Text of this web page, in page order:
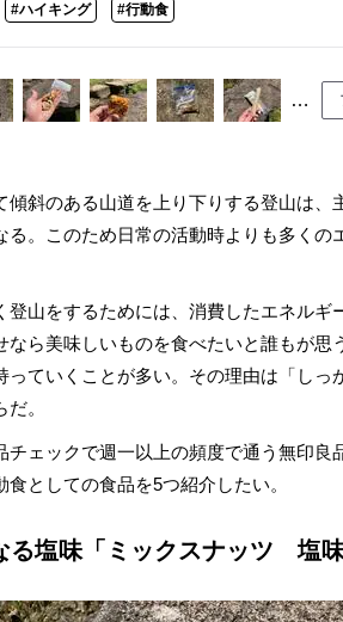
#ハイキング #行動食
…
斜のある山道を上り下りする登山は、
る。このため日常の活動時よりも多く
山をするためには、消費したエネルギ
なら美味しいものを食べたいと誰もが思
っていくことが多い。その理由は「しっ
。
ェックで週一以上の頻度で通う無印良
食としての食品を5つ紹介したい。
る塩味「ミックスナッツ 塩味